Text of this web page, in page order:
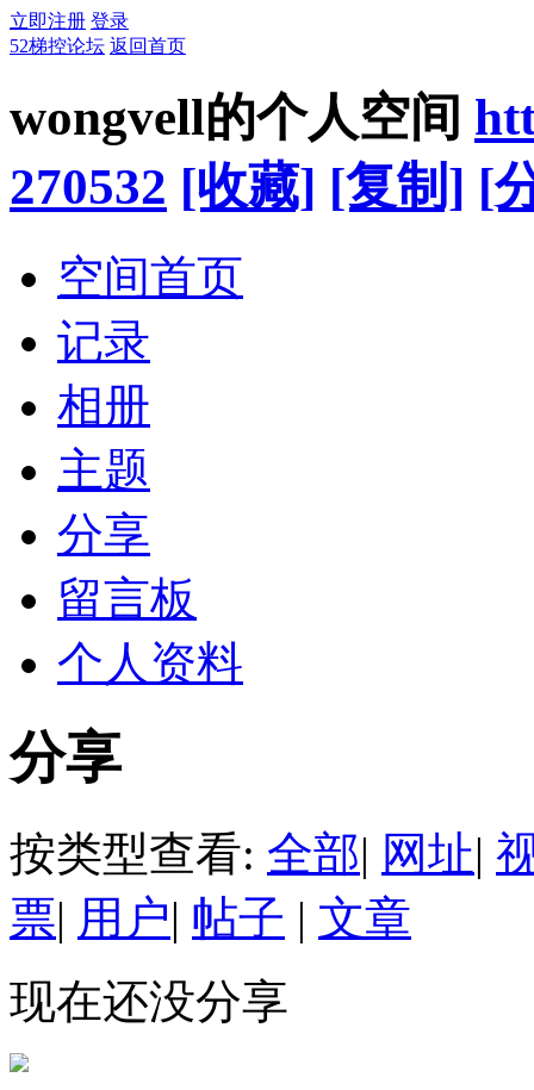
立即注册 登录
52梯控论坛 返回首页
wongvell的个人空间
270532 [收藏] [复制] [
空间首页
记录
相册
主题
分享
留言板
个人资料
分享
按类型查看: 全部| 网址|
票| 用户| 帖子 | 文章
现在还没分享